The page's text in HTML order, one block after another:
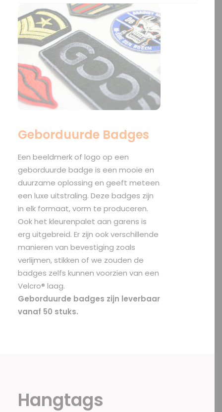
Geborduurde Badges
Een beeldmerk of logo op een
geborduurde badge is een mooie en
duurzame oplossing en geeft meteen
een luxe uitstraling. Deze badges zijn
in elk formaat, vorm te produceren.
Ook het kleurenpalet aan garens is
erg uitgebreid. Er zijn ook verschillende
manieren van bevestiging zoals
verlijmen, stikken of we zouden de
badges zelfs kunnen voorzien van een
Velcro® laag.
Geborduurde badges zijn leverbaar
vanaf 50 stuks.
Hangtags